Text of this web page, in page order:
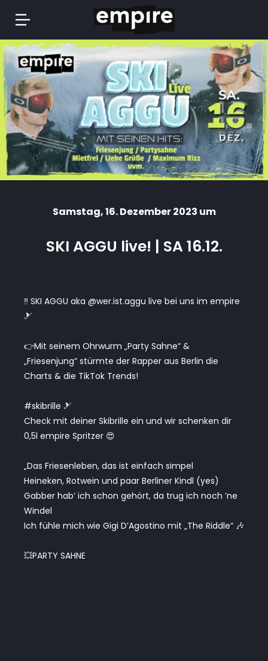
Springe
Inhalt
Samstag, 16. Dezember 2023 um
SKI AGGU live! | SA 16.12.
‼️ SKI AGGU aka @wer.ist.aggu live bei uns im empire
🎿
👉Mit seinem Ohrwurm „Party Sahne“ &
„Friesenjung“ stürmte der Rapper aus Berlin die
Charts & die TikTok Trends!
#skibrille 🎿
Check mit deiner Skibrille ein und wir schenken dir
0,5l empire Spritzer 😍
„Das Friesenleben, das ist einfach simpel
Heineken, Rotwein und paar Berliner Kindl (yes)
Gabber hab‘ ich schon gehört, da trug ich noch ’ne
Windel
Ich fühle mich wie Gigi D’Agostino mit „The Riddle“ 🎶
💥PARTY SAHNE